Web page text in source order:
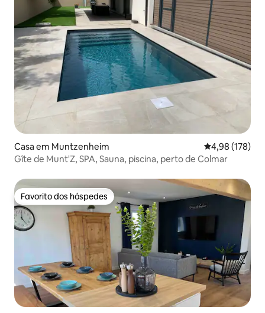
Casa em Muntzenheim Classificação
4,98 (178)
Gîte de Munt'Z, SPA, Sauna, piscina, perto de Colmar
Favorito dos hóspedes
Favorito dos hóspedes